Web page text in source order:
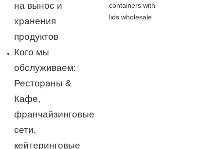
на вынос и
хранения
продуктов
Кого мы
обслуживаем:
Рестораны &
Кафе,
франчайзинговые
сети,
кейтеринговые